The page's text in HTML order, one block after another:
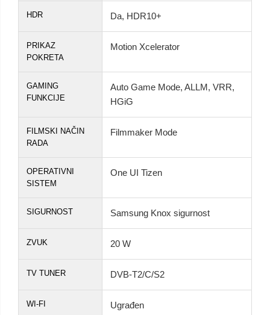
HDR Da, HDR10+
PRIKAZ
POKRETA
Motion Xcelerator
GAMING
FUNKCIJE
Auto Game Mode, ALLM, VRR,
HGiG
FILMSKI NAČIN
RADA
Filmmaker Mode
OPERATIVNI
SISTEM
One UI Tizen
SIGURNOST Samsung Knox sigurnost
ZVUK 20 W
TV TUNER DVB-T2/C/S2
WI-FI Ugrađen